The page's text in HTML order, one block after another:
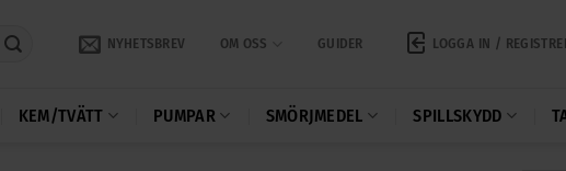
NYHETSBREV OM OSS GUIDER LOGGA IN /
KEM/TVÄTT PUMPAR SMÖRJMEDEL SPILLSKYDD